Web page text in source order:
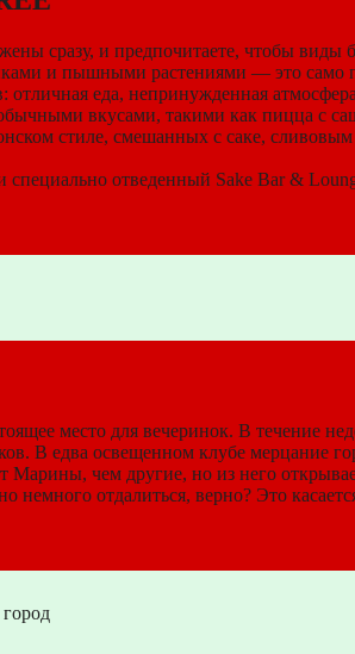
сразу, и предпочитаете, чтобы
и пышными растениями — это само
еда, непринужденная
вкусами, такими как пицца с
стиле, смешанных с саке,
отведенный Sake Bar &
место для вечеринок. В течение
В едва освещенном клубе мерцание
Марины, чем другие, но из него
отдалиться, верно? Это